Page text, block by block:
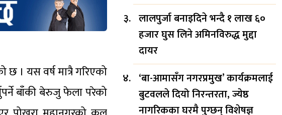
। यस वर्ष मात्रै गरिएको
बाँकी बेरुजु फेला परेको
लालपुर्जा बनाइदिने भन्दै १ लाख ६०
हजार घुस लिने अमिनविरुद्ध मुद्दा
दायर
‘बा-आमासँग नगरप्रमुख’ कार्यक्रमलाई
बुटवलले दियो निरन्तरता, ज्येष्ठ
नागरिकका घरमै पुग्छन् विशेषज्ञ